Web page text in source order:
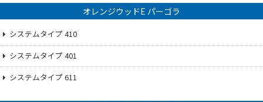
オレンジウッドE パーゴラ
システムタイプ 410
システムタイプ 401
システムタイプ 611